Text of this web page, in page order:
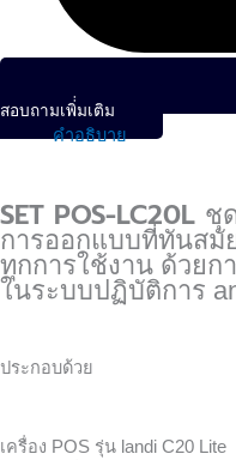
สอบถามเพิ่่มเติม
คำอธิบาย
SET POS-LC20L ชุ
การออกแบบที่ทันสมั
ทุกการใช้งาน ด้วยก
ในระบบปฏิบัติการ
ประกอบด้วย
เครื่อง POS รุ่น landi C20 Lite